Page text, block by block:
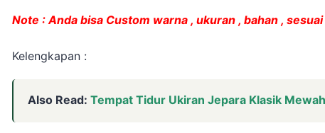
Note : Anda bisa Custom warna , ukuran , bahan ,
Kelengkapan :
Also Read: Tempat Tidur Ukiran Jepara Klasik